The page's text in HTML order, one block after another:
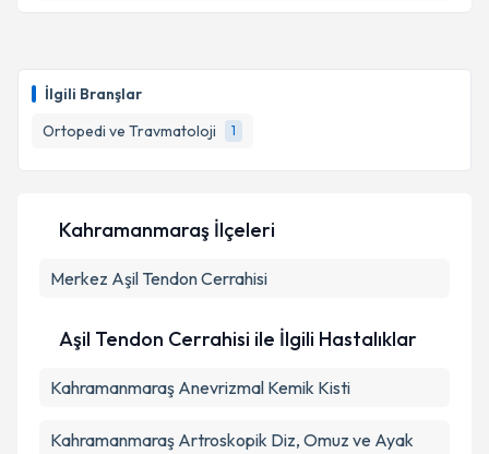
İlgili Branşlar
Ortopedi ve Travmatoloji
1
için bir takvim hazırlandığında e-posta ile
bilgilendireceğiz.
E-posta Adresiniz
Kişisel verilerimin işlenmesine ilişkin
Takvim Talebini Gönder
Kahramanmaraş İlçeleri
Merkez Aşil Tendon Cerrahisi
Aşil Tendon Cerrahisi ile İlgili Hastalıklar
Kahramanmaraş Anevrizmal Kemik Kisti
Kahramanmaraş Artroskopik Diz, Omuz ve Ayak